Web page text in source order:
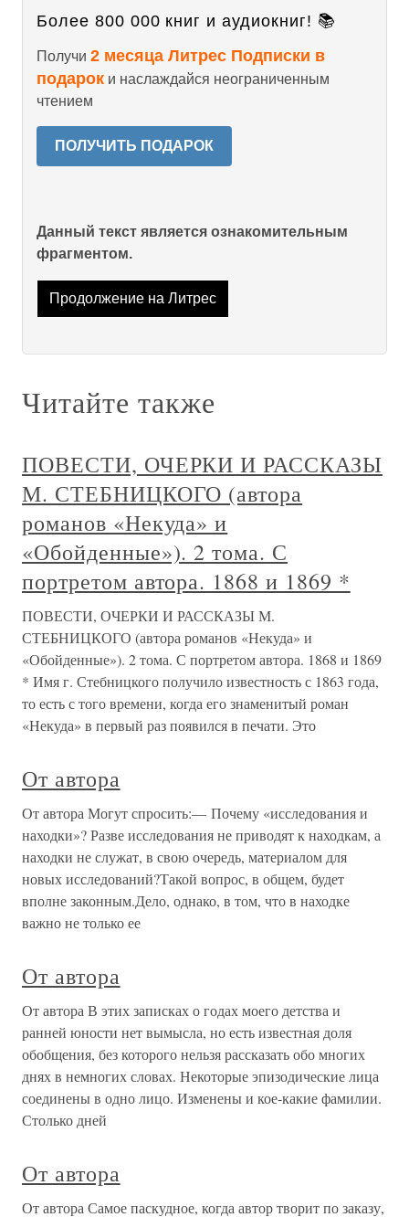
Более 800 000 книг и аудиокниг! 📚
Получи 2 месяца Литрес Подписки в
подарок и наслаждайся неограниченным
чтением
ПОЛУЧИТЬ ПОДАРОК
Данный текст является ознакомительным
фрагментом.
Продолжение на Литрес
Читайте также
ПОВЕСТИ, ОЧЕРКИ И РАССКАЗЫ
М. СТЕБНИЦКОГО (автора
романов «Некуда» и
«Обойденные»). 2 тома. С
портретом автора. 1868 и 1869 *
ПОВЕСТИ, ОЧЕРКИ И РАССКАЗЫ М.
СТЕБНИЦКОГО (автора романов «Некуда» и
«Обойденные»). 2 тома. С портретом автора. 1868 и 1869
* Имя г. Стебницкого получило известность с 1863 года,
то есть с того времени, когда его знаменитый роман
«Некуда» в первый раз появился в печати. Это
От автора
От автора Могут спросить:— Почему «исследования и
находки»? Разве исследования не приводят к находкам, а
находки не служат, в свою очередь, материалом для
новых исследований?Такой вопрос, в общем, будет
вполне законным.Дело, однако, в том, что в находке
важно не только ее
От автора
От автора В этих записках о годах моего детства и
ранней юности нет вымысла, но есть известная доля
обобщения, без которого нельзя рассказать обо многих
днях в немногих словах. Некоторые эпизодические лица
соединены в одно лицо. Изменены и кое-какие фамилии.
Столько дней
От автора
От автора Самое паскудное, когда автор творит по заказу,